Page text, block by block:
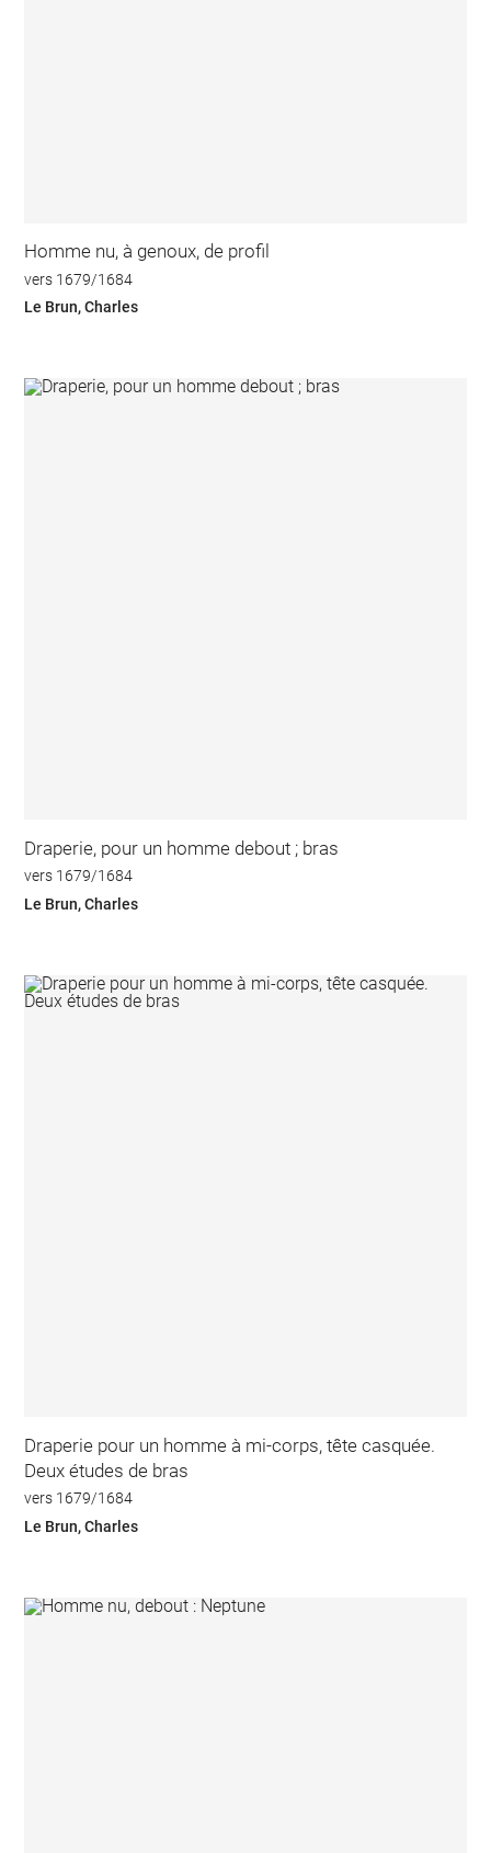
Homme nu, à genoux, de profil
vers 1679/1684
Le Brun, Charles
Draperie, pour un homme debout ; bras
vers 1679/1684
Le Brun, Charles
Draperie pour un homme à mi-corps, tête casquée.
Deux études de bras
vers 1679/1684
Le Brun, Charles